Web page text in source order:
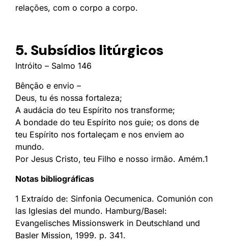
relações, com o corpo a corpo.
5. Subsídios litúrgicos
Intróito – Salmo 146
Bênção e envio –
Deus, tu és nossa fortaleza;
A audácia do teu Espírito nos transforme;
A bondade do teu Espírito nos guie; os dons de
teu Espírito nos fortaleçam e nos enviem ao
mundo.
Por Jesus Cristo, teu Filho e nosso irmão. Amém.1
Notas bibliográficas
1 Extraído de: Sinfonia Oecumenica. Comunión con
las Iglesias del mundo. Hamburg/Basel:
Evangelisches Missionswerk in Deutschland und
Basler Mission, 1999. p. 341.